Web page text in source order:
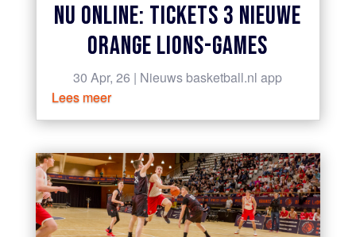
NU ONLINE: TICKETS 3 NIEUWE
ORANGE LIONS-GAMES
30 Apr, 26 | Nieuws basketball.nl app
Lees meer